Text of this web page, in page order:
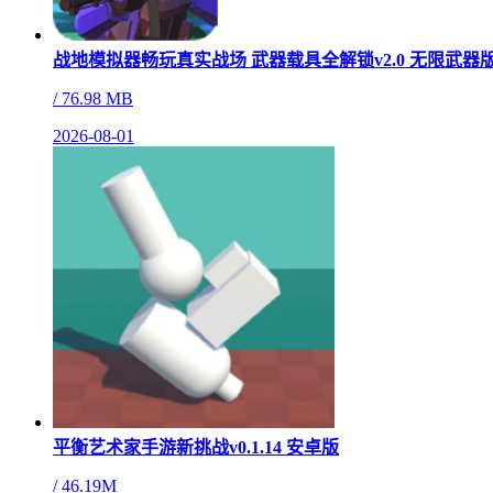
战地模拟器畅玩真实战场 武器载具全解锁v2.0 无限武器
/76.98 MB
2026-08-01
平衡艺术家手游新挑战v0.1.14 安卓版
/46.19M